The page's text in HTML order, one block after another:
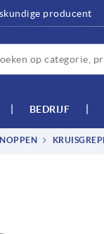
producent
BEDRIJF